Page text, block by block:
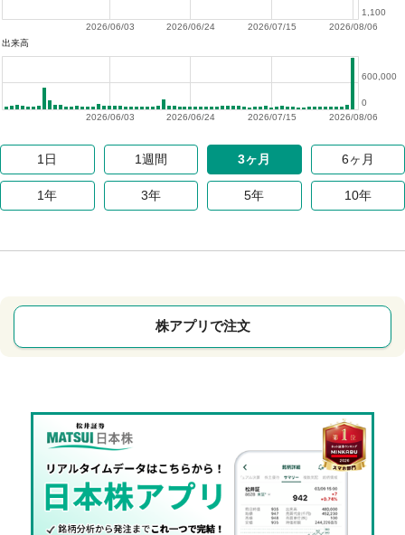
2026/08/06
2026/07/15
2026/06/24
2026/06/03
1,100
出来高
2026/08/06
2026/07/15
2026/06/24
2026/06/03
0
600,000
1日 1週間 3ヶ月 6ヶ月
1年 3年 5年 10年
株アプリで注文